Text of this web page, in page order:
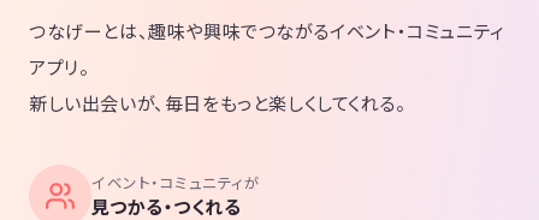
つなげーとは、趣味や興味でつながるイベント・コミュニティ
アプリ。
新しい出会いが、毎日をもっと楽しくしてくれる。
イベント・コミュニティが
見つかる・つくれる